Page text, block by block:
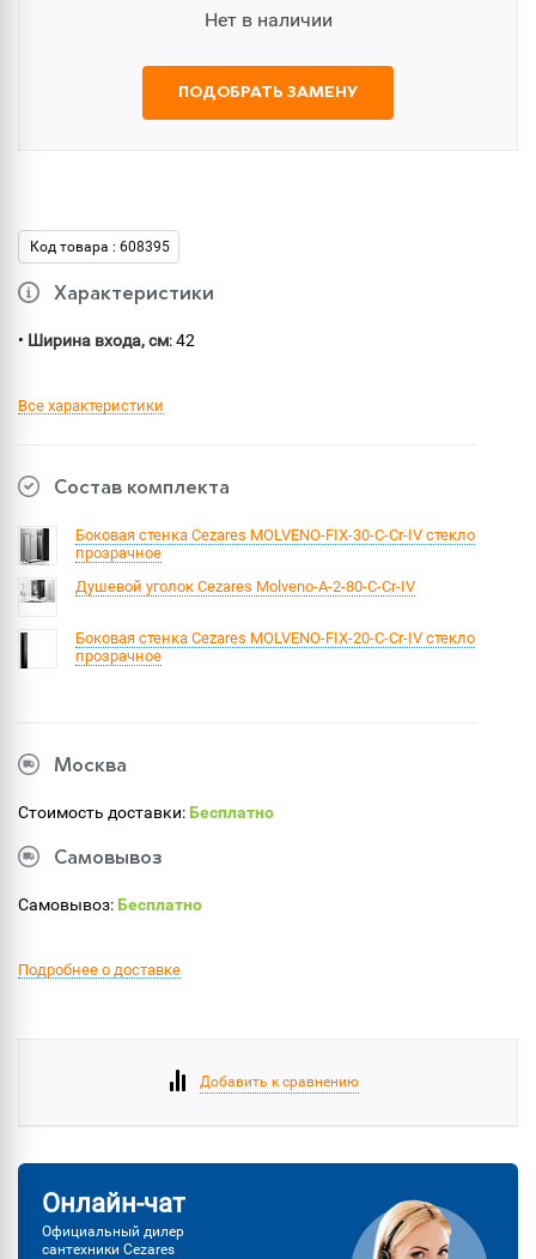
Нет в наличии
ПОДОБРАТЬ ЗАМЕНУ
Код товара : 608395
Характеристики
• Ширина входа, см: 42
Все характеристики
Состав комплекта
Боковая стенка Cezares MOLVENO-FIX-30-C-Cr-IV стекло
прозрачное
Душевой уголок Cezares Molveno-A-2-80-C-Cr-IV
Боковая стенка Cezares MOLVENO-FIX-20-C-Cr-IV стекло
прозрачное
Москва
Стоимость доставки:Бесплатно
Самовывоз
Самовывоз:Бесплатно
Подробнее о доставке
Добавить к сравнению
Онлайн-чат
Официальный дилер
сантехники Cezares